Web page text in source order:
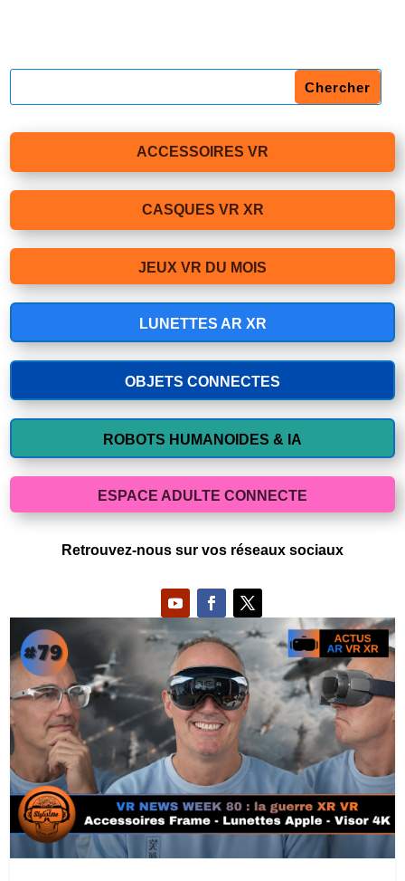
ACCESSOIRES VR
CASQUES VR XR
JEUX VR DU MOIS
LUNETTES AR XR
OBJETS CONNECTES
ROBOTS HUMANOIDES & IA
ESPACE ADULTE CONNECTE
Retrouvez-nous sur vos réseaux sociaux